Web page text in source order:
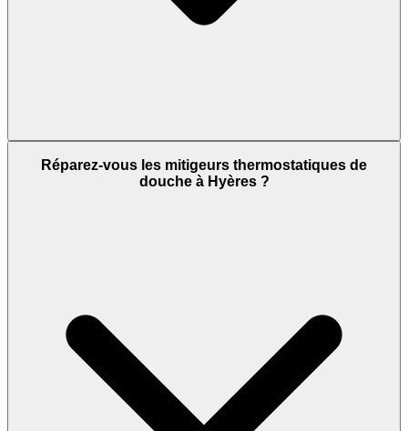
Réparez-vous les mitigeurs thermostatiques de
douche à Hyères ?